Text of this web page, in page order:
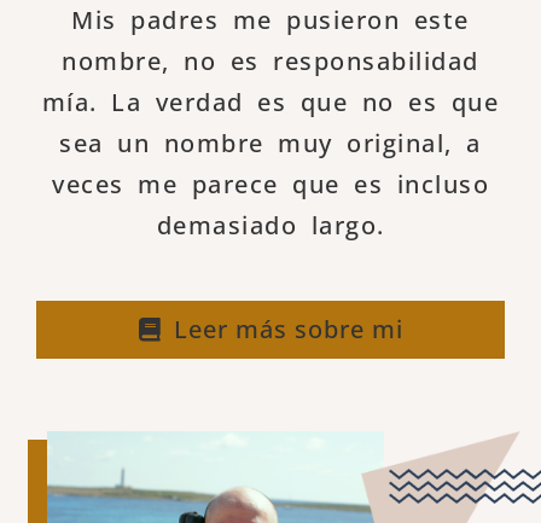
Mis padres me pusieron este
nombre, no es responsabilidad
mía. La verdad es que no es que
sea un nombre muy original, a
veces me parece que es incluso
demasiado largo.
Leer más sobre mi